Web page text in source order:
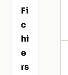
Fi
c
hi
e
rs